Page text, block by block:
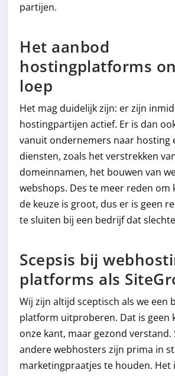
partijen.
Het aanbod
hostingplatforms
loep
Het mag duidelijk zijn: er zijn
hostingpartijen actief. Er is dan
vanuit ondernemers naar hosting
diensten, zoals het verstrekken
domeinnamen, het bouwen van
webshops. Des te meer reden om
de keuze is groot, dus er is geen
te sluiten bij een bedrijf dat
Scepsis bij
platforms als
Wij zijn altijd sceptisch als we een
platform uitproberen. Dat is geen
onze kant, maar gezond verstand.
andere webhosters zijn prima in
marketingpraatjes te houden. Het